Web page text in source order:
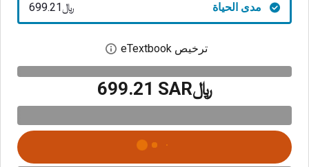
مدى الحياة ﷼‎699.21
ترخيص eTextbook افتح مربع حوار
﷼‎699.21 SAR